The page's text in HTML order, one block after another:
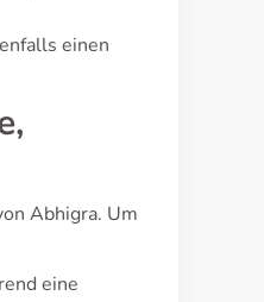
einen
Abhigra. Um
eine